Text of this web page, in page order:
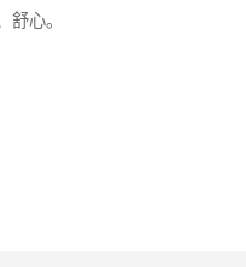
舒心。